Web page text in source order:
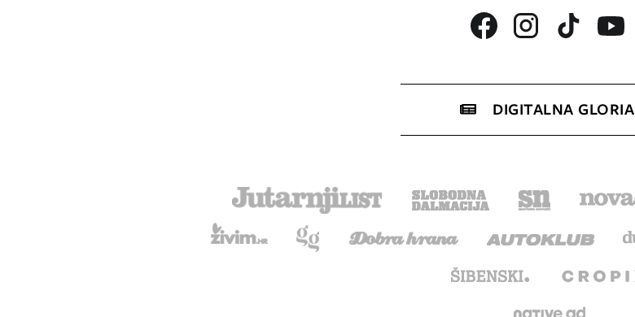
DIGITALNA GLORIA